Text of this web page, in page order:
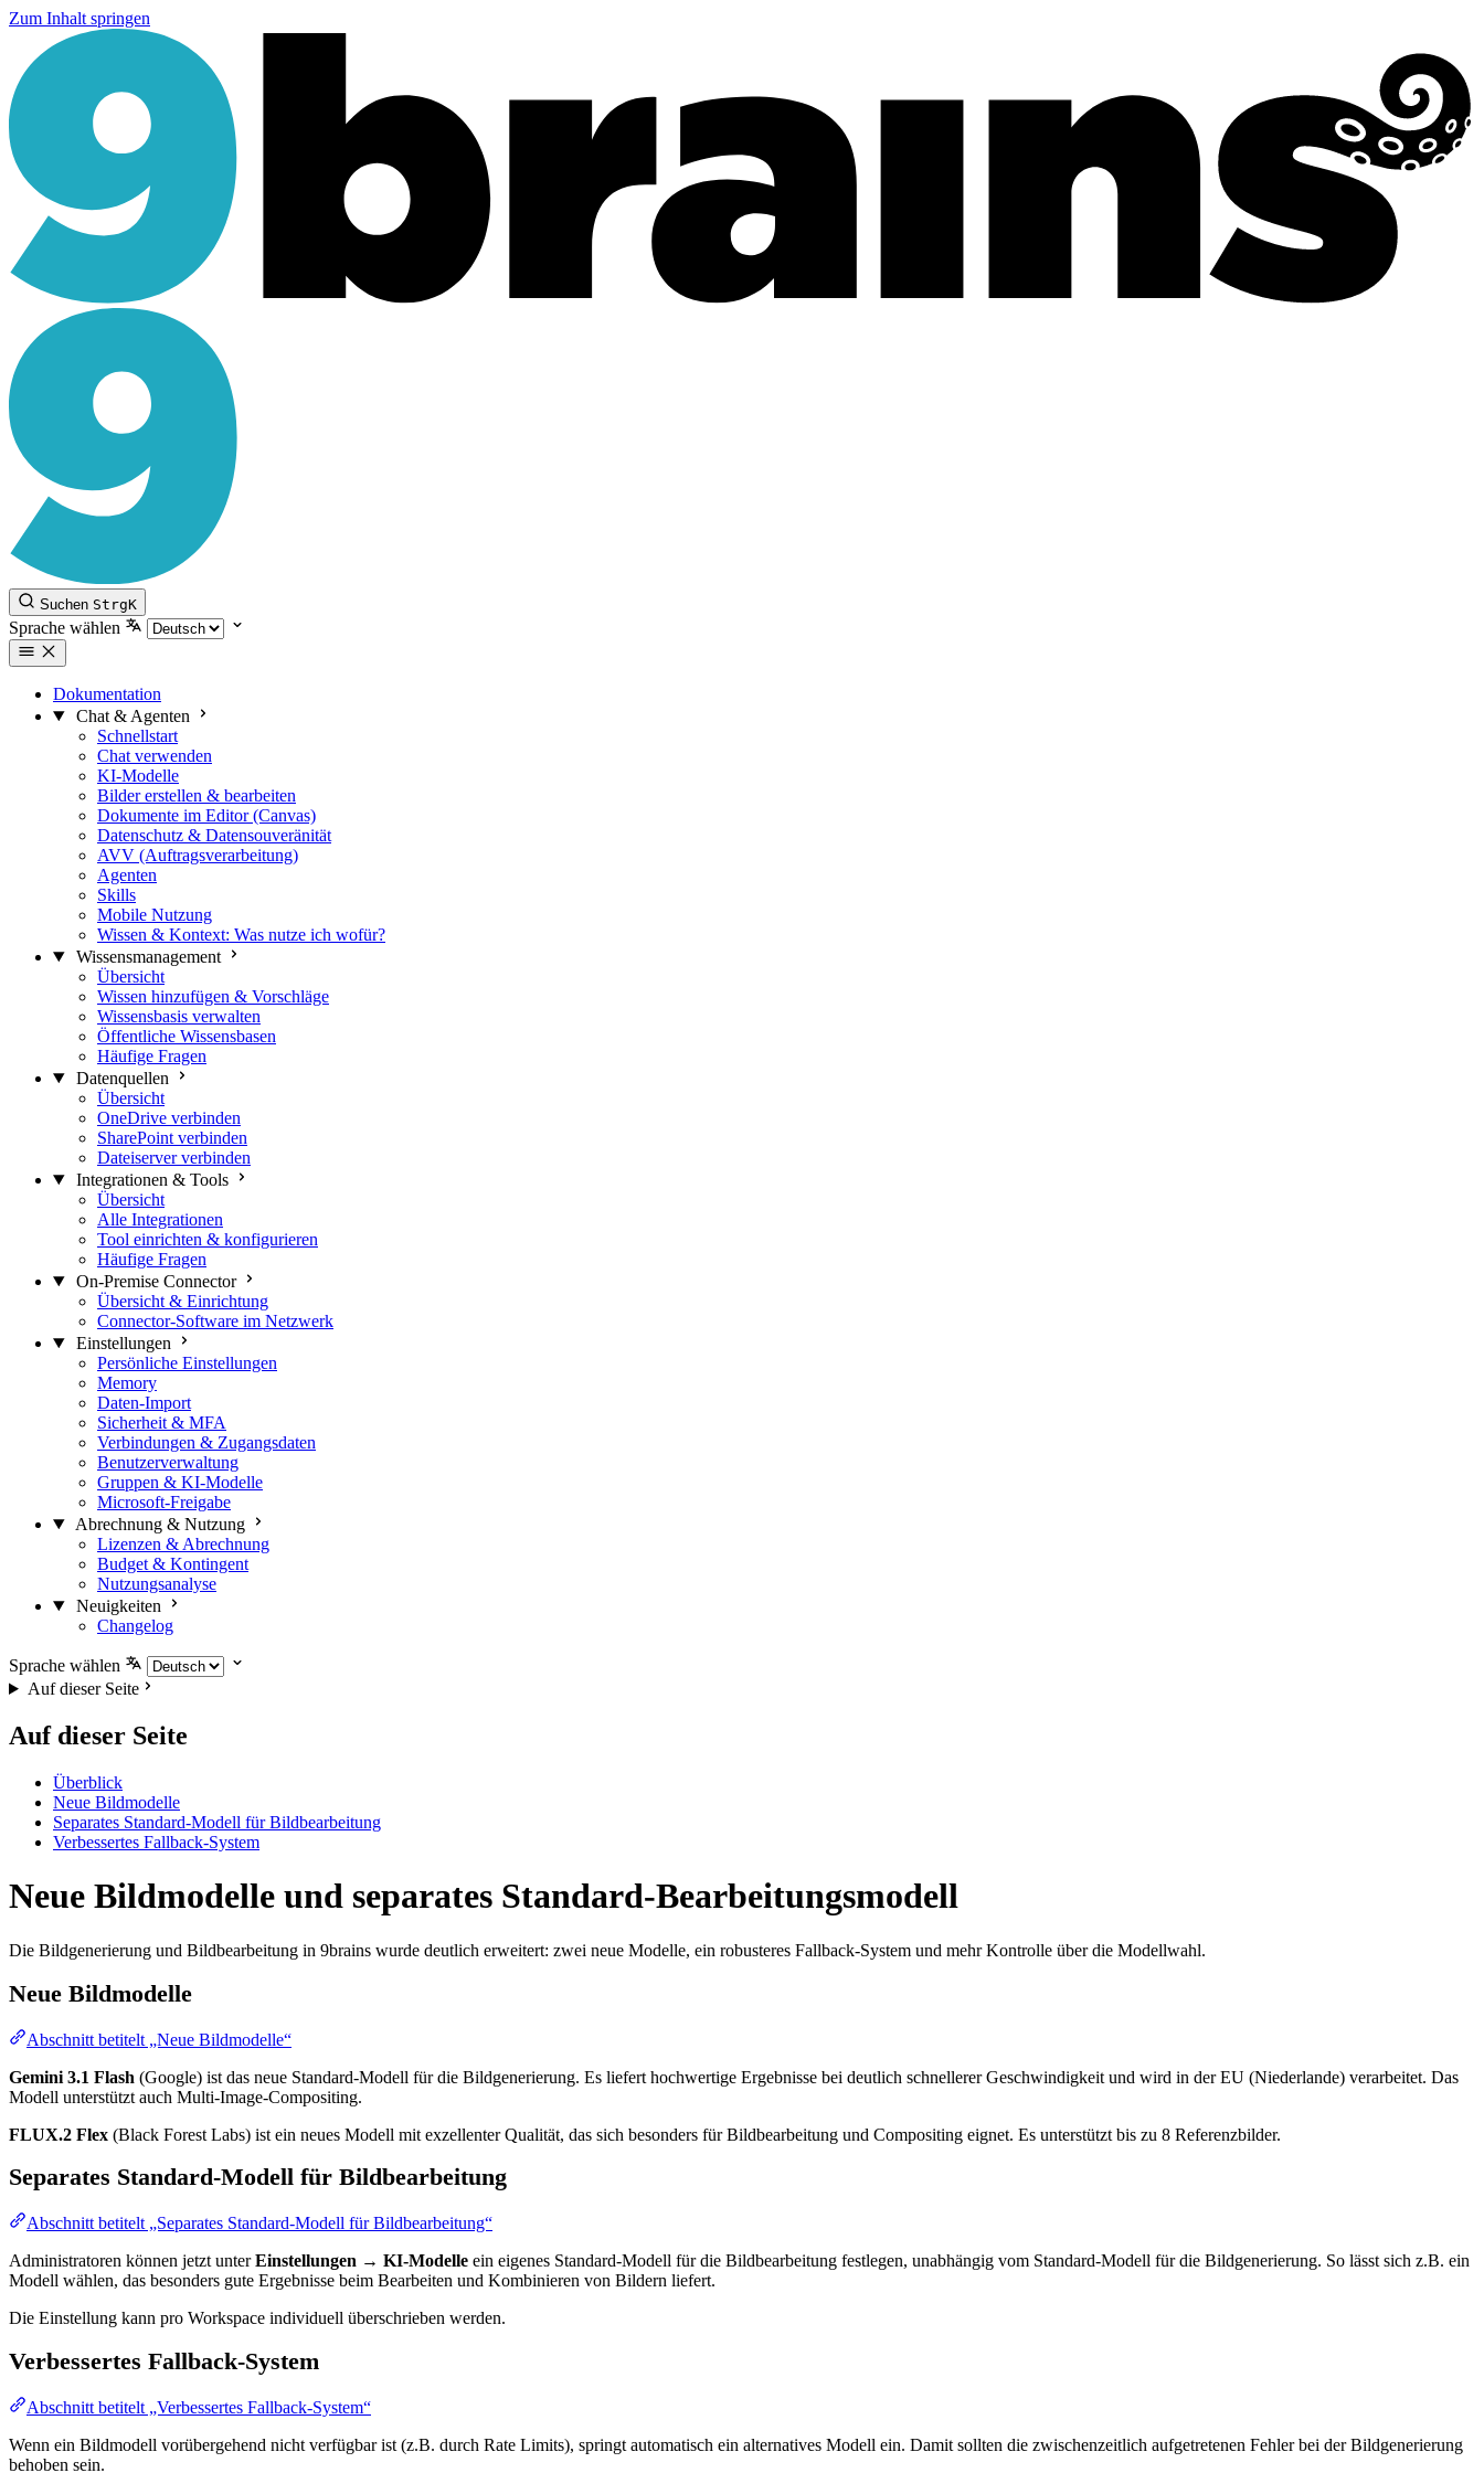
Zum Inhalt springen
Suchen StrgK
Sprache wählen
Dokumentation
Chat & Agenten
Schnellstart
Chat verwenden
KI-Modelle
Bilder erstellen & bearbeiten
Dokumente im Editor (Canvas)
Datenschutz & Datensouveränität
AVV (Auftragsverarbeitung)
Agenten
Skills
Mobile Nutzung
Wissen & Kontext: Was nutze ich wofür?
Wissensmanagement
Übersicht
Wissen hinzufügen & Vorschläge
Wissensbasis verwalten
Öffentliche Wissensbasen
Häufige Fragen
Datenquellen
Übersicht
OneDrive verbinden
SharePoint verbinden
Dateiserver verbinden
Integrationen & Tools
Übersicht
Alle Integrationen
Tool einrichten & konfigurieren
Häufige Fragen
On-Premise Connector
Übersicht & Einrichtung
Connector-Software im Netzwerk
Einstellungen
Persönliche Einstellungen
Memory
Daten-Import
Sicherheit & MFA
Verbindungen & Zugangsdaten
Benutzerverwaltung
Gruppen & KI-Modelle
Microsoft-Freigabe
Abrechnung & Nutzung
Lizenzen & Abrechnung
Budget & Kontingent
Nutzungsanalyse
Neuigkeiten
Changelog
Sprache wählen
Auf dieser Seite
Auf dieser Seite
Überblick
Neue Bildmodelle
Separates Standard-Modell für Bildbearbeitung
Verbessertes Fallback-System
Neue Bildmodelle und separates Standard-Bearbeitungsmodell
Die Bildgenerierung und Bildbearbeitung in 9brains wurde deutlich erweitert: zwei neue Modelle, ein robusteres Fallback-System und mehr Kontrolle über die Modellwahl.
Neue Bildmodelle
Abschnitt betitelt „Neue Bildmodelle“
Gemini 3.1 Flash (Google) ist das neue Standard-Modell für die Bildgenerierung. Es liefert hochwertige Ergebnisse bei deutlich schnellerer Geschwindigkeit und wird in der EU (Niederlande) verarbeitet. Das
Modell unterstützt auch Multi-Image-Compositing.
FLUX.2 Flex (Black Forest Labs) ist ein neues Modell mit exzellenter Qualität, das sich besonders für Bildbearbeitung und Compositing eignet. Es unterstützt bis zu 8 Referenzbilder.
Separates Standard-Modell für Bildbearbeitung
Abschnitt betitelt „Separates Standard-Modell für Bildbearbeitung“
Administratoren können jetzt unterEinstellungen → KI-Modelle ein eigenes Standard-Modell für die Bildbearbeitung festlegen, unabhängig vom Standard-Modell für die Bildgenerierung. So lässt sich z.B. ein
Modell wählen, das besonders gute Ergebnisse beim Bearbeiten und Kombinieren von Bildern liefert.
Die Einstellung kann pro Workspace individuell überschrieben werden.
Verbessertes Fallback-System
Abschnitt betitelt „Verbessertes Fallback-System“
Wenn ein Bildmodell vorübergehend nicht verfügbar ist (z.B. durch Rate Limits), springt automatisch ein alternatives Modell ein. Damit sollten die zwischenzeitlich aufgetretenen Fehler bei der Bildgenerierung
behoben sein.